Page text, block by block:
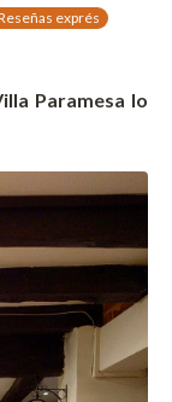
exprés
Paramesa lo